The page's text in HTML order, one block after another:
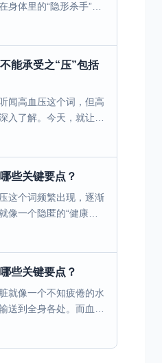
体里的“隐形杀手”，
的健康。而在高血压
能承受之“压”包括
闻高血压这个词，但高
入了解。今天，就让我
险的面纱。 高血压，
些关键要点？
这个词频繁出现，逐渐
像一个隐匿的“健康杀
人们的健康。据统
些关键要点？
就像一个不知疲倦的水
送到全身各处。而血管
高速公路”，血液在其